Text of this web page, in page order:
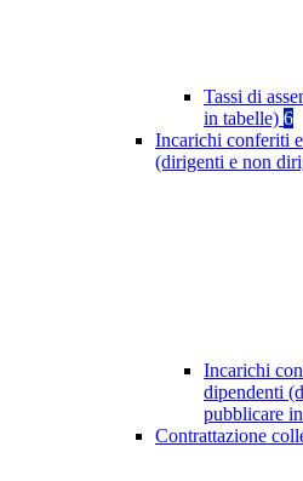
Tassi di
in tabelle) 6
Incarichi conferiti
(dirigenti e non
Incarichi
dipendenti
pubblicare
Contrattazione